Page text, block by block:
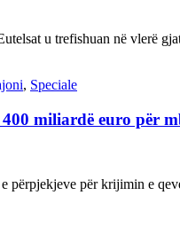
u trefishuan në vlerë
, Speciale
miliardë euro për
përpjekjeve për krijimin e